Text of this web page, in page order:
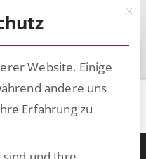
Mit
Website. Einige
andere uns
Erfahrung zu